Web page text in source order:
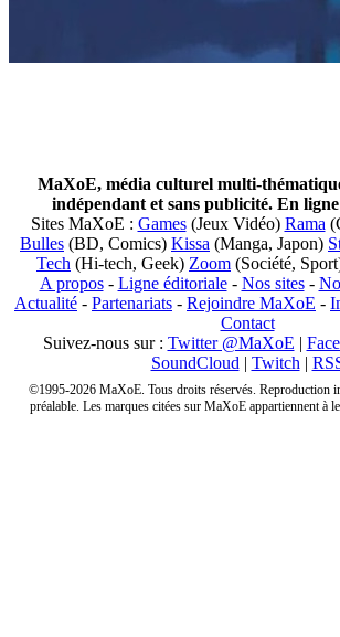
MaXoE, média culturel multi-
indépendant et sans publicité. En
Sites MaXoE : Games(Jeux Vidéo) Rama
Bulles (BD, Comics) Kissa (Manga, Japon)
Tech (Hi-tech, Geek) Zoom (Société,
A propos- Ligne éditoriale- Nos sites-
Actualité - Partenariats - Rejoindre MaXoE -
Contact
Suivez-nous sur : Twitter @MaXoE |
SoundCloud | Twitch |
©1995-2026 MaXoE. Tous droits réservés. Reproduction
préalable. Les marques citées sur MaXoE appartiennent à